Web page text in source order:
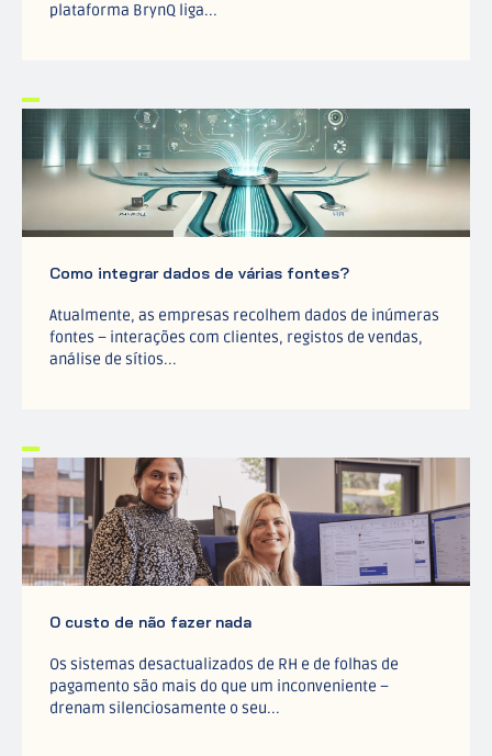
plataforma BrynQ liga...
Como integrar dados de várias fontes?
Atualmente, as empresas recolhem dados de inúmeras
fontes – interações com clientes, registos de vendas,
análise de sítios...
O custo de não fazer nada
Os sistemas desactualizados de RH e de folhas de
pagamento são mais do que um inconveniente –
drenam silenciosamente o seu...